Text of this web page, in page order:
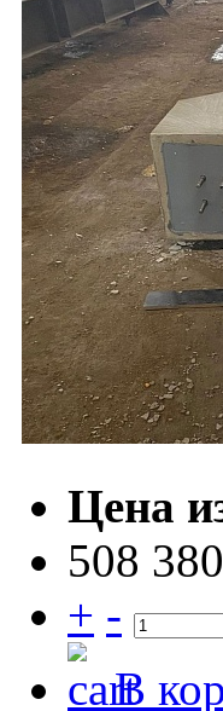
Цена
508
+ -
В